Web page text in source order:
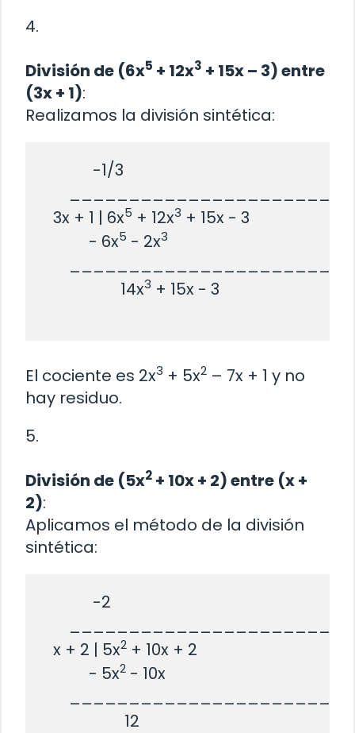
4.
División de (6x5 + 12x3 + 15x – 3) entre
(3x + 1):
Realizamos la división sintética:
             -1/3
       _______________________
   3x + 1 | 6x
5 + 12x3 + 15x - 3
            - 6x
5 - 2x3
       _______________________
                    14x
3 + 15x - 3
El cociente es 2x3 + 5x2 – 7x + 1 y no
hay residuo.
5.
División de (5x2 + 10x + 2) entre (x +
2):
Aplicamos el método de la división
sintética:
             -2
       _______________________
   x + 2 | 5x
2 + 10x + 2
            - 5x
2 - 10x
       _______________________
                     12